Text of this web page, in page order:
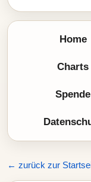
Home
Charts
Spende
← zurück zur